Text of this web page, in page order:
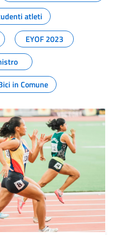
atleti
EYOF 2023
in Comune